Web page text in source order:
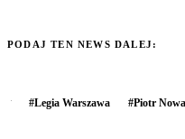
PODAJ TEN NEWS DALEJ:
#Legia Warszawa #Piotr